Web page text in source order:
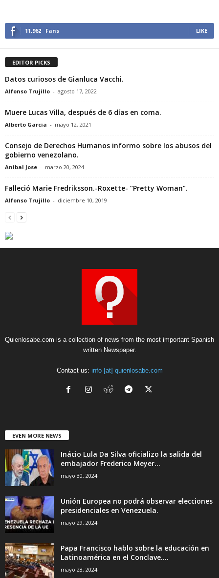
11,962 Fans LIKE
EDITOR PICKS
Datos curiosos de Gianluca Vacchi.
Alfonso Trujillo - agosto 17, 2022
Muere Lucas Villa, después de 6 días en coma.
Alberto Garcia - mayo 12, 2021
Consejo de Derechos Humanos informo sobre los abusos del
gobierno venezolano.
Anibal Jose - marzo 20, 2024
Falleció Marie Fredriksson.-Roxette- “Pretty Woman”.
Alfonso Trujillo - diciembre 10, 2019
Quienlosabe.com is a collection of news from the most important Spanish
written Newspaper.
Contact us: info [at] quienlosabe.com
EVEN MORE NEWS
Inácio Lula Da Silva oficializo la salida del
embajador Frederico Meyer...
mayo 30, 2024
Unión Europea no podrá observar elecciones
presidenciales en Venezuela.
mayo 29, 2024
Papa Francisco hablo sobre la educación en
Latinoamérica en el Conclave....
mayo 28, 2024